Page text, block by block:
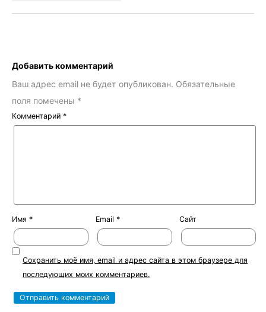
Добавить комментарий
Ваш адрес email не будет опубликован. Обязательные
поля помечены *
Комментарий *
Имя * Email * Сайт
Сохранить моё имя, email и адрес сайта в этом браузере для
последующих моих комментариев.